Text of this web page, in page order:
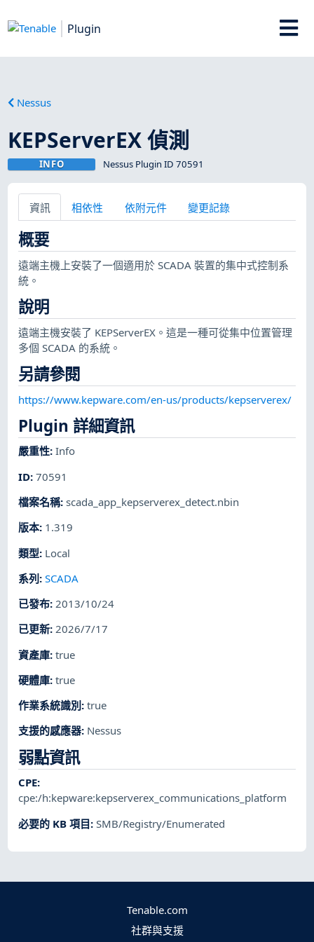
Plugin
Nessus
KEPServerEX 偵測
INFO Nessus Plugin ID 70591
資訊 相依性 依附元件 變更記錄
概要
遠端主機上安裝了一個適用於 SCADA 裝置的集中式控制系
統。
說明
遠端主機安裝了 KEPServerEX。這是一種可從集中位置管理
多個 SCADA 的系統。
另請參閱
https://www.kepware.com/en-us/products/kepserverex/
Plugin 詳細資訊
嚴重性:Info
ID:70591
檔案名稱:scada_app_kepserverex_detect.nbin
版本: 1.319
類型: Local
系列:SCADA
已發布:2013/10/24
已更新:2026/7/17
資產庫:true
硬體庫:true
作業系統識別 :true
支援的感應器: Nessus
弱點資訊
CPE:
cpe:/h:kepware:kepserverex_communications_platform
必要的 KB 項目:SMB/Registry/Enumerated
Tenable.com
社群與支援